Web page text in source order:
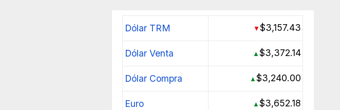
Dólar TRM ▼$3,157.43
Dólar Venta ▲$3,372.14
Dólar Compra ▲$3,240.00
Euro ▲$3,652.18